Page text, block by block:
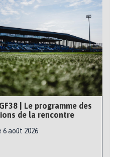
| Le programme des
de la rencontre
6 août 2026